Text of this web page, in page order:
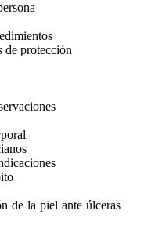
de protección
de la piel ante úlceras